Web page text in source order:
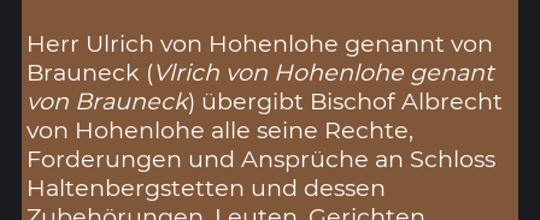
Herr Ulrich von Hohenlohe genannt von
Brauneck (Vlrich von Hohenlohe genant
von Brauneck) übergibt Bischof Albrecht
von Hohenlohe alle seine Rechte,
Forderungen und Ansprüche an Schloss
Haltenbergstetten und dessen